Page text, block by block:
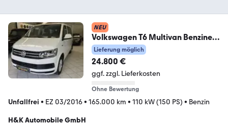
NEU
Volkswagen T6 Multivan Benziner
Klima 7xSitzer Tisch+Bett
Lieferung möglich
24.800 €
ggf. zzgl. Lieferkosten
Ohne Bewertung
Unfallfrei • EZ 03/2016• 165.000 km • 110 kW (150 PS) • Benzin
H&K Automobile GmbH